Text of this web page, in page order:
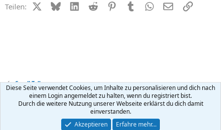
Teilen: X (Twitter)
BlueskyLinkedIn
Reddit PinterestTumblr WhatsApp
E-MailLink
Small Talk
Kontakt Nutzungsbedingungen Datenschutz Hilfe
R
Community platform by XenForo ® © 2010-2026 XenForo Ltd.
Diese Seite verwendet Cookies, um Inhalte zu personalisieren und dich nach
einem Login angemeldet zu halten, wenn du registriert bist.
Durch die weitere Nutzung unserer Webseite erklärst du dich damit
einverstanden.
Akzeptieren
Erfahre mehr…